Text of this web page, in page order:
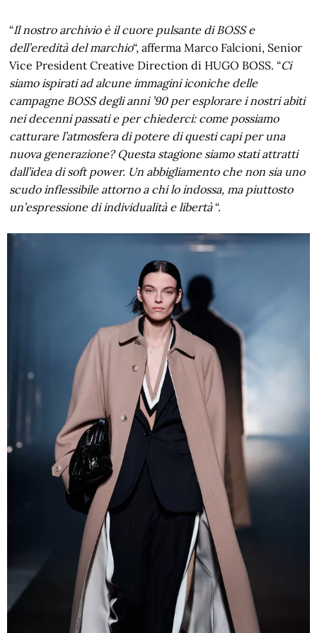
“Il nostro archivio è il cuore pulsante di BOSS e
dell’eredità del marchio“, afferma Marco Falcioni, Senior
Vice President Creative Direction di HUGO BOSS. “Ci
siamo ispirati ad alcune immagini iconiche delle
campagne BOSS degli anni ’90 per esplorare i nostri abiti
nei decenni passati e per chiederci: come possiamo
catturare l’atmosfera di potere di questi capi per una
nuova generazione? Questa stagione siamo stati attratti
dall’idea di soft power. Un abbigliamento che non sia uno
scudo inflessibile attorno a chi lo indossa, ma piuttosto
un’espressione di individualità e libertà“.